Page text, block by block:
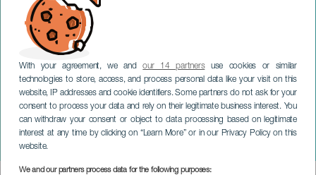
With your agreement, we andour 14 partnersuse cookies or similar
technologies to store, access, and process personal data like your visit on this
website, IP addresses and cookie identifiers. Some partners do not ask for your
consent to process your data and rely on their legitimate business interest. You
can withdraw your consent or object to data processing based on legitimate
interest at any time by clicking on “Learn More” or in our Privacy Policy on this
website.
We and our partners process data for the following purposes:
Pedro Martínez em
concerto
TENERIFE